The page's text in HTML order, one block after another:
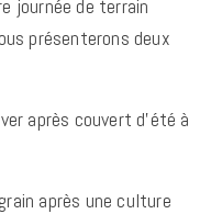
journée de terrain
présenterons deux
après couvert d’été à
après une culture